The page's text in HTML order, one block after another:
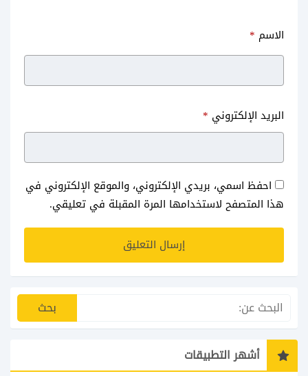
الاسم *
البريد الإلكتروني *
احفظ اسمي، بريدي الإلكتروني، والموقع الإلكتروني في
هذا المتصفح لاستخدامها المرة المقبلة في تعليقي.
أشهر التطبيقات